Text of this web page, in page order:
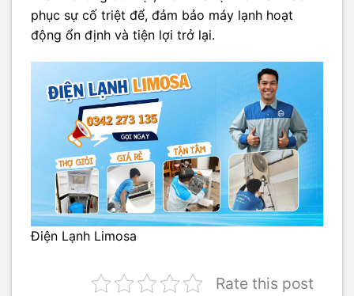
phục sự cố triệt để, đảm bảo máy lạnh hoạt
động ổn định và tiện lợi trở lại.
Điện Lạnh Limosa
Rate this post